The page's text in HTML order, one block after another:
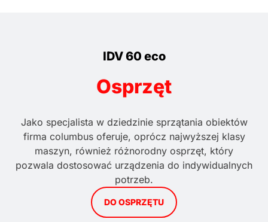
IDV 60 eco
Osprzęt
Jako specjalista w dziedzinie sprzątania obiektów
firma columbus oferuje, oprócz najwyższej klasy
maszyn, również różnorodny osprzęt, który
pozwala dostosować urządzenia do indywidualnych
potrzeb.
DO OSPRZĘTU